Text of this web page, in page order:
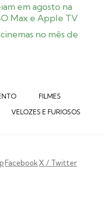
em agosto na
Max e Apple TV
no mês de
FILMES
VELOZES E FURIOSOS
Facebook X / Twitter